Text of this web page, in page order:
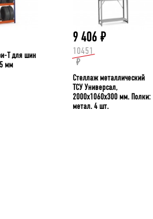
Т для шин
мм
9 406 ₽
10451
₽
Стеллаж металлический
ТСУ Универсал,
2000x1060x300 мм. Полки:
метал. 4 шт.